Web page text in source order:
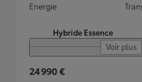
Energie
Hybride Essence
Voir plus
24 990 €